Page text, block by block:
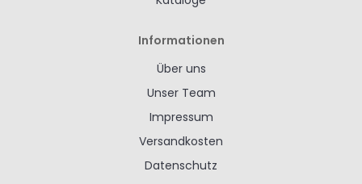
Informationen
Über uns
Unser Team
Impressum
Versandkosten
Datenschutz